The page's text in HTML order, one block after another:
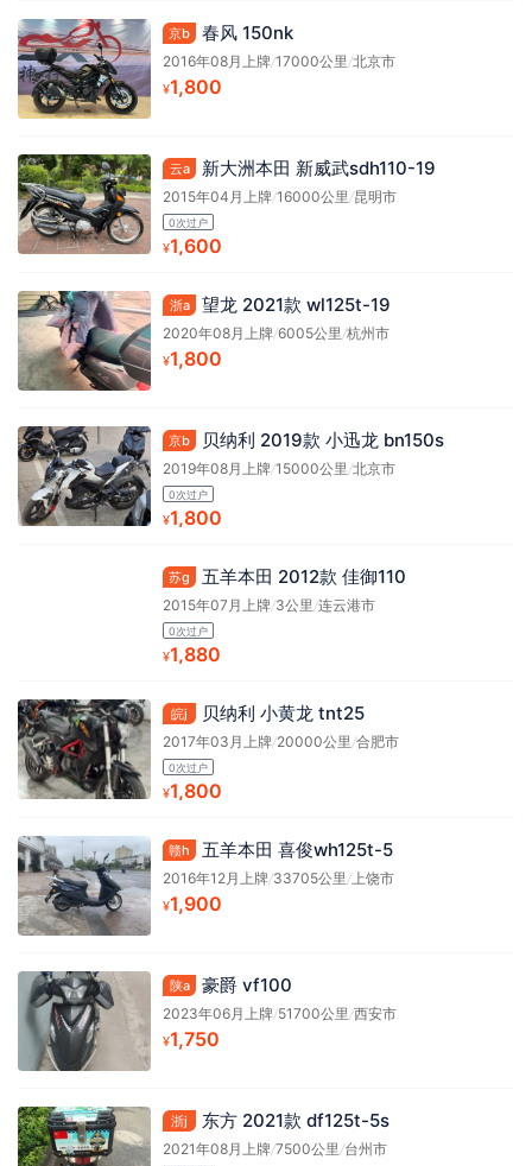
京b 春风 150nk
2016年08月上牌/17000公里 /北京市
¥1,800
云a 新大洲本田 新威武sdh110-19
2015年04月上牌/16000公里 /昆明市
0次过户
¥1,600
浙a 望龙 2021款 wl125t-19
2020年08月上牌/6005公里 /杭州市
¥1,800
京b 贝纳利 2019款 小迅龙 bn150s
2019年08月上牌/15000公里 /北京市
0次过户
¥1,800
苏g 五羊本田 2012款 佳御110
2015年07月上牌/3公里 /连云港市
0次过户
¥1,880
皖j 贝纳利 小黄龙 tnt25
2017年03月上牌/20000公里 /合肥市
0次过户
¥1,800
赣h 五羊本田 喜俊wh125t-5
2016年12月上牌/33705公里 /上饶市
¥1,900
陕a 豪爵 vf100
2023年06月上牌/51700公里 /西安市
¥1,750
浙j 东方 2021款 df125t-5s
2021年08月上牌/7500公里 /台州市